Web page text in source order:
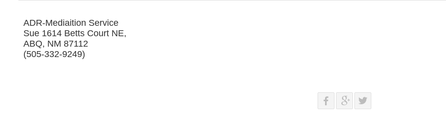
ADR-Mediaition Service
Sue 1614 Betts Court NE,
ABQ, NM 87112
(505-332-9249)